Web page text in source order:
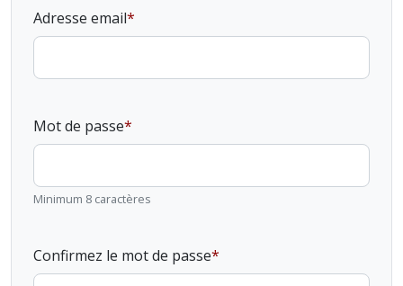
Adresse email
Mot de passe
Minimum 8 caractères
Confirmez le mot de passe